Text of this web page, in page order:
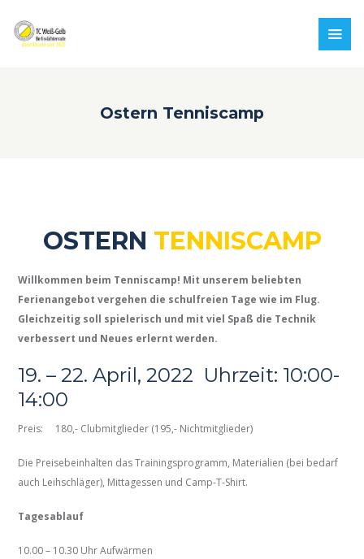
Ostern Tenniscamp
OSTERN TENNISCAMP
Willkommen beim Tenniscamp! Mit unserem beliebten
Ferienangebot vergehen die schulfreien Tage wie im Flug.
Gleichzeitig soll spielerisch und mit viel Spaß die Technik
verbessert und Neues erlernt werden.
19. – 22. April, 2022 Uhrzeit: 10:00-
14:00
Preis: 180,- Clubmitglieder (195,- Nichtmitglieder)
Die Preisebeinhalten das Trainingsprogramm, Materialien (bei bedarf
auch Leihschläger), Mittagessen und Camp-T-Shirt.
Tagesablauf
10.00 – 10.30 Uhr Aufwärmen